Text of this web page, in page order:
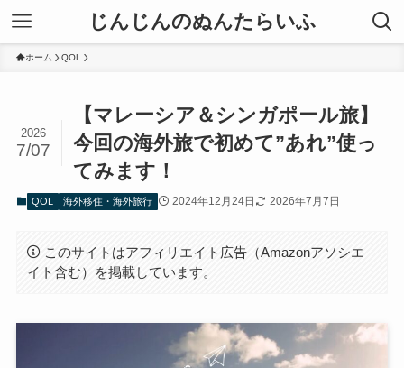
じんじんのぬんたらいふ
ホーム QOL
【マレーシア＆シンガポール旅】
今回の海外旅で初めて”あれ”使っ
てみます！
2026
7/07
QOL 海外移住・海外旅行 2024年12月24日 2026年7月7日
このサイトはアフィリエイト広告（Amazonアソシエ
イト含む）を掲載しています。